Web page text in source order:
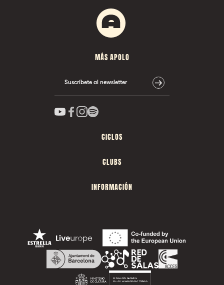
MÁS APOLO
Suscríbete al newsletter
CICLOS
CLUBS
INFORMACIÓN